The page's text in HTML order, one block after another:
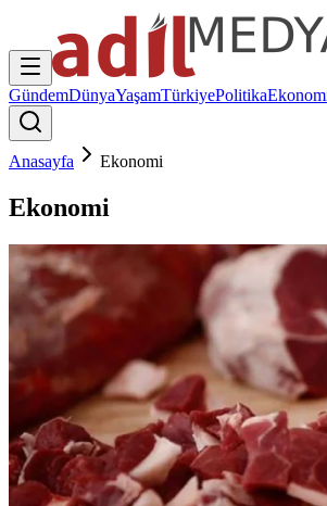
GündemDünyaYaşamTürkiyePolitika
Anasayfa Ekonomi
Ekonomi